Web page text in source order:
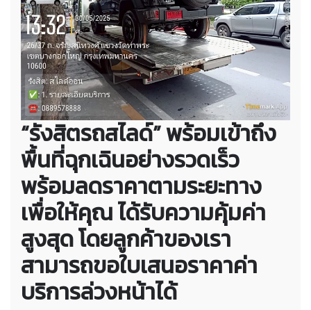
“รังสิตรถสไลด์” พร้อมเข้าถึง
พื้นที่ฉุกเฉินอย่างรวดเร็ว
พร้อมลดราคาตามระยะทาง
เพื่อให้คุณ ได้รับความคุ้มค่า
สูงสุด โดยลูกค้าของเรา
สามารถขอใบเสนอราคาค่า
บริการล่วงหน้าได้